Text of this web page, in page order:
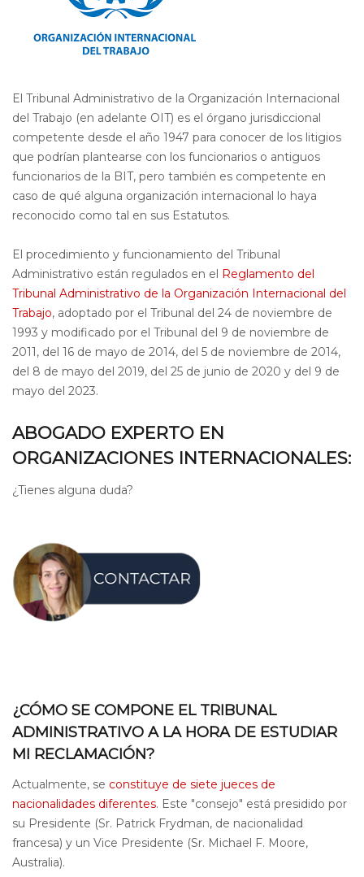
El Tribunal Administrativo de la Organización Internacional
del Trabajo (en adelante OIT) es el órgano jurisdiccional
competente desde el año 1947 para conocer de los litigios
que podrían plantearse con los funcionarios o antiguos
funcionarios de la BIT, pero también es competente en
caso de qué alguna organización internacional lo haya
reconocido como tal en sus Estatutos.
El procedimiento y funcionamiento del Tribunal
Administrativo están regulados en el Reglamento del
Tribunal Administrativo de la Organización Internacional del
Trabajo, adoptado por el Tribunal del 24 de noviembre de
1993 y modificado por el Tribunal del 9 de noviembre de
2011, del 16 de mayo de 2014, del 5 de noviembre de 2014,
del 8 de mayo del 2019, del 25 de junio de 2020 y del 9 de
mayo del 2023.
ABOGADO EXPERTO EN
ORGANIZACIONES INTERNACIONALES:
¿Tienes alguna duda?
¿CÓMO SE COMPONE EL TRIBUNAL
ADMINISTRATIVO A LA HORA DE ESTUDIAR
MI RECLAMACIÓN?
Actualmente, se constituye de siete jueces de
nacionalidades diferentes. Este "consejo" está presidido por
su Presidente (Sr. Patrick Frydman, de nacionalidad
francesa) y un Vice Presidente (Sr. Michael F. Moore,
Australia).